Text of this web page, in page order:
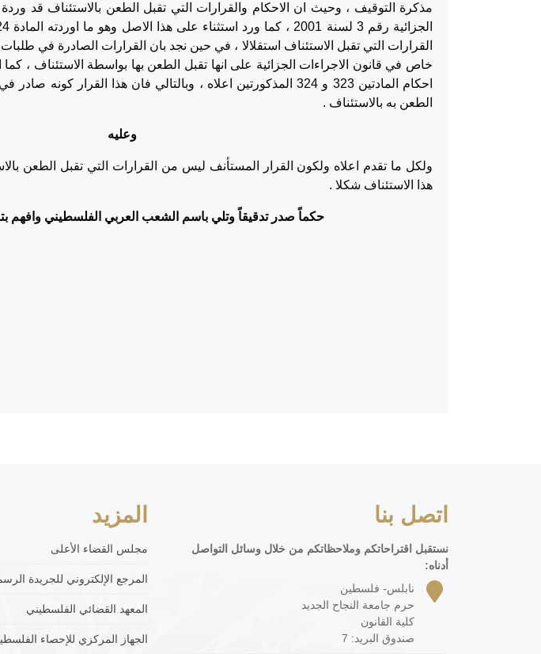
القرارات التي تقبل الاستئناف استقلالا ، في حين نجد بان القرارات الصادرة في
خاص في قانون الاجراءات الجزائية على انها تقبل الطعن بها بواسطة الاستئناف ،
احكام المادتين 323 و 324 المذكورتين اعلاه ، وبالتالي فان هذا
الطعن به بالاستئناف .
وعليه
ولكل ما تقدم اعلاه ولكون القرار المستأنف ليس من القرارات التي تقبل الطعن
هذا الاستئناف شكلا .
حكماً صدر تدقيقاً وتلي باسم الشعب العربي الفلسطيني وافهم
اتصل بنا
نستقبل اقتراحاتكم وملاحظاتكم من خلال وسائل التواصل
أدناه:
نابلس- فلسطين
حرم جامعة النجاح الجديد
كلية القانون
صندوق البريد: 7
المزيد
مجلس القضاء الأعلى
المرجع الإلكتروني للجريدة
المعهد القضائي الفلسطيني
الجهاز المركزي للإحصاء